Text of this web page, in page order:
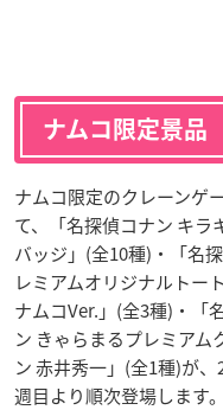
ナムコ限定景品
ナムコ限定のクレーンゲ
て、「名探偵コナン キラ
バッジ」(全10種)・「名
レミアムオリジナルトー
ナムコVer.」(全3種)・「
ン きゃらまるプレミアム
ン 赤井秀一」(全1種)が
週目より順次登場します。